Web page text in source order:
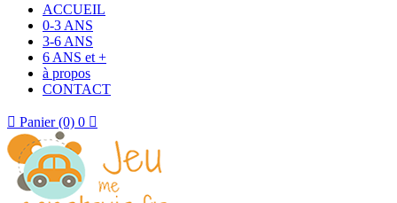
ACCUEIL
0-3 ANS
3-6 ANS
6 ANS et +
à propos
CONTACT
 Panier (0) 0 